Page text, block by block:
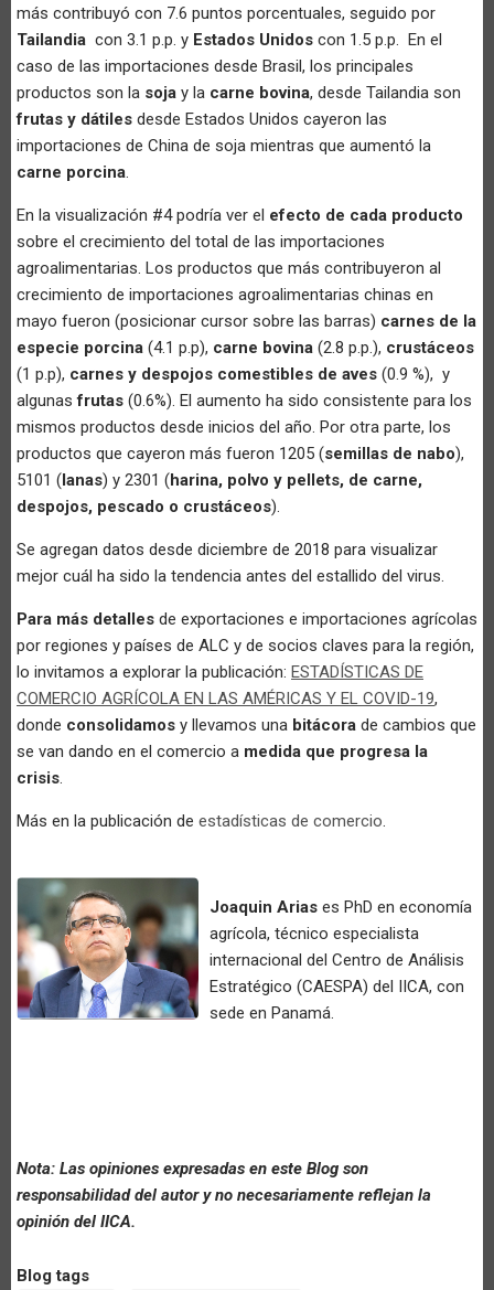
más contribuyó con 7.6 puntos porcentuales, seguido por
Tailandia con 3.1 p.p. y Estados Unidos con 1.5 p.p. En el
caso de las importaciones desde Brasil, los principales
productos son la soja y la carne bovina, desde Tailandia son
frutas y dátiles desde Estados Unidos cayeron las
importaciones de China de soja mientras que aumentó la
carne porcina.
En la visualización #4 podría ver el efecto de cada producto
sobre el crecimiento del total de las importaciones
agroalimentarias. Los productos que más contribuyeron al
crecimiento de importaciones agroalimentarias chinas en
mayo fueron (posicionar cursor sobre las barras) carnes de la
especie porcina (4.1 p.p), carne bovina (2.8 p.p.), crustáceos
(1 p.p), carnes y despojos comestibles de aves (0.9 %), y
algunasfrutas (0.6%). El aumento ha sido consistente para los
mismos productos desde inicios del año. Por otra parte, los
productos que cayeron más fueron 1205 (semillas de nabo),
5101 (lanas) y 2301 (harina, polvo y pellets, de carne,
despojos, pescado o crustáceos).
Se agregan datos desde diciembre de 2018 para visualizar
mejor cuál ha sido la tendencia antes del estallido del virus.
Para más detalles de exportaciones e importaciones agrícolas
por regiones y países de ALC y de socios claves para la región,
lo invitamos a explorar la publicación: ESTADÍSTICAS DE
COMERCIO AGRÍCOLA EN LAS AMÉRICAS Y EL COVID-19,
donde consolidamos y llevamos una bitácora de cambios que
se van dando en el comercio a medida que progresa la
crisis.
Más en la publicación de estadísticas de comercio.
Joaquin Arias es PhD en economía
agrícola, técnico especialista
internacional del Centro de Análisis
Estratégico (CAESPA) del IICA, con
sede en Panamá.
Nota: Las opiniones expresadas en este Blog son
responsabilidad del autor y no necesariamente reflejan la
opinión del IICA.
Blog tags